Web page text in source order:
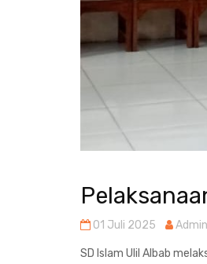
01 Juli 2025
SD Islam Ulil Albab